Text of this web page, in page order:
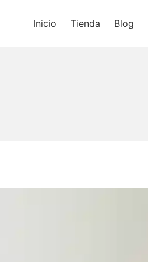
Inicio Tienda Blog